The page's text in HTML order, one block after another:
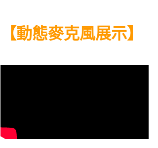
【動態麥克風展示】